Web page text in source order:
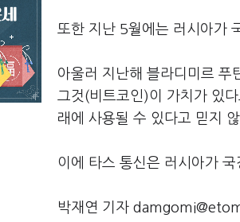
또한 지난 5월에는 러시아가
아울러 지난해 블라디미르 푸
그것(비트코인)이 가치가 있
래에 사용될 수 있다고 믿지
이에 타스 통신은 러시아가
박재연 기자